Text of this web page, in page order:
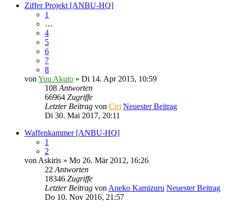
Ziffer Projekt [ANBU-HQ]
1
…
4
5
6
7
8
von Yuu Akuto » Di 14. Apr 2015, 10:59
108 Antworten
66964 Zugriffe
Letzter Beitrag von Ciri Neuester Beitrag
Di 30. Mai 2017, 20:11
Waffenkammer [ANBU-HQ]
1
2
von Askiris » Mo 26. Mär 2012, 16:26
22 Antworten
18346 Zugriffe
Letzter Beitrag von Aneko Kamizuru Neuester Beitrag
Do 10. Nov 2016, 21:57